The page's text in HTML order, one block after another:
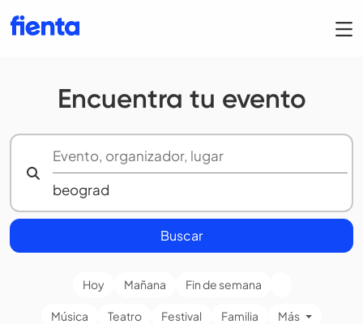
Encuentra tu evento
Buscar
Hoy Mañana Fin de semana
Música Teatro Festival Familia Más